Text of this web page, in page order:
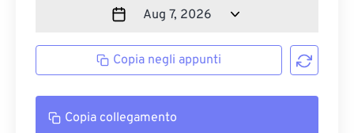
Copia negli appunti
Copia collegamento